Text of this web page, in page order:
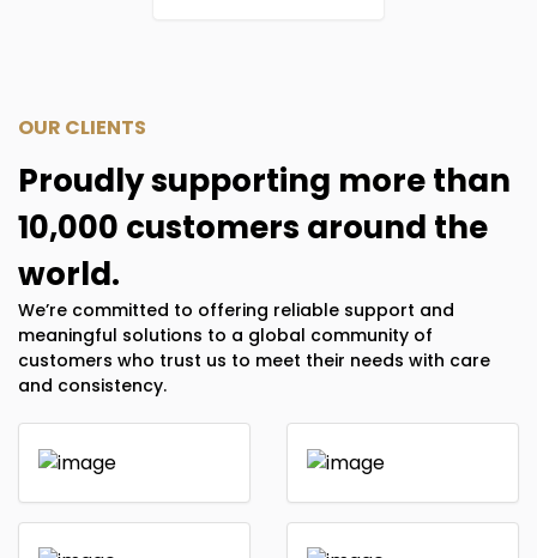
OUR CLIENTS
Proudly supporting more than
10,000 customers around the
world.
We’re committed to offering reliable support and
meaningful solutions to a global community of
customers who trust us to meet their needs with care
and consistency.